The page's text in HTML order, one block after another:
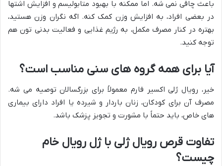
باعث چاقی نمی شه. اما ممکنه با بهبود متابولیسم و افزایش اشتها
در بعضی افراد، به افزایش وزن کمک کنه. اگه نگران وزن هستید،
بهتره در کنار مصرف مکمل، به رژیم غذایی و فعالیت بدنی تون هم
توجه کنید.
آیا برای همه گروه های سنی مناسب است؟
خیر، رویال ژلی اکسیر فارم معمولاً برای بزرگسالان توصیه می شه.
مصرف آن برای کودکان، زنان باردار و شیرده یا افراد دارای بیماری
های خاص، باید حتماً با مشورت و تجویز پزشک باشد.
تفاوت قرص رویال ژلی با ژل رویال خام
چیست؟